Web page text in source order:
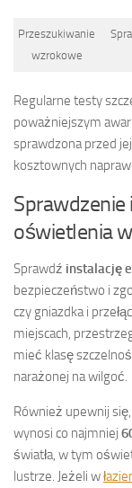
Przeszukiwanie
wzrokowe
Regularne testy
poważniejszym
sprawdzona przed
kosztownych
Sprawdzenie
oświetlenia w
Sprawdź instalację
bezpieczeństwo i
czy gniazdka i
miejscach,
mieć klasę
narażonej na wilgoć.
Również upewnij
wynosi co najmniej
światła, w tym
lustrze. Jeżeli w